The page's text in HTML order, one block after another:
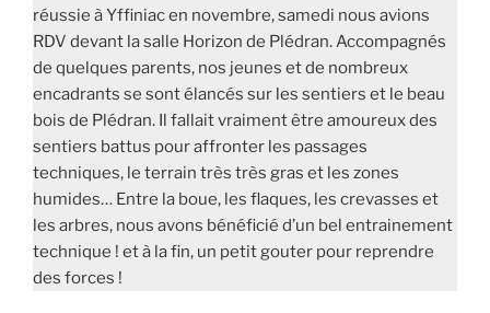
réussie à Yffiniac en novembre, samedi nous avions
RDV devant la salle Horizon de Plédran. Accompagnés
de quelques parents, nos jeunes et de nombreux
encadrants se sont élancés sur les sentiers et le beau
bois de Plédran. Il fallait vraiment être amoureux des
sentiers battus pour affronter les passages
techniques, le terrain très très gras et les zones
humides… Entre la boue, les flaques, les crevasses et
les arbres, nous avons bénéficié d’un bel entrainement
technique ! et à la fin, un petit gouter pour reprendre
des forces !